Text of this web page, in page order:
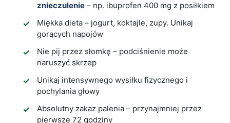
znieczulenie – np. ibuprofen 400 mg z posiłkiem
Miękka dieta – jogurt, koktajle, zupy. Unikaj
gorących napojów
Nie pij przez słomkę – podciśnienie może
naruszyć skrzep
Unikaj intensywnego wysiłku fizycznego i
pochylania głowy
Absolutny zakaz palenia – przynajmniej przez
pierwsze 72 godziny